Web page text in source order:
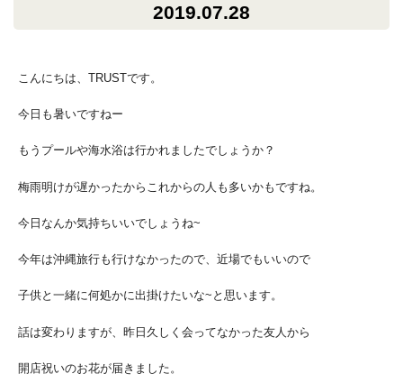
2019.07.28
こんにちは、TRUSTです。
今日も暑いですねー
もうプールや海水浴は行かれましたでしょうか？
梅雨明けが遅かったからこれからの人も多いかもですね。
今日なんか気持ちいいでしょうね~
今年は沖縄旅行も行けなかったので、近場でもいいので
子供と一緒に何処かに出掛けたいな~と思います。
話は変わりますが、昨日久しく会ってなかった友人から
開店祝いのお花が届きました。